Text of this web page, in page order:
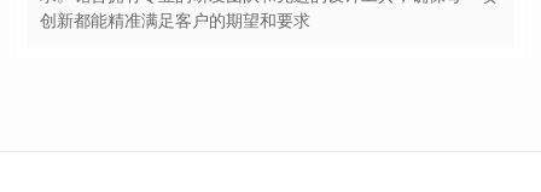
创新都能精准满足客户的期望和要求